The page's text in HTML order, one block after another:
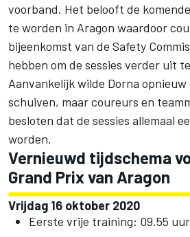
voorband. Het belooft de
te worden in Aragon waardoor
bijeenkomst van de Safety
hebben om de sessies verder uit
Aanvankelijk wilde Dorna
schuiven, maar coureurs en
besloten dat de sessies allemaal
worden.
Vernieuwd tijdschema
Grand Prix van Aragon
Vrijdag 16 oktober 2020
Eerste vrije training: 09.55